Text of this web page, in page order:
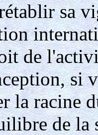
sa
de
si
la racine
de la